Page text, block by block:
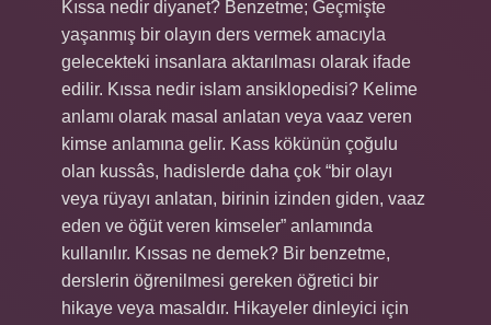
Kıssa nedir diyanet? Benzetme; Geçmişte
yaşanmış bir olayın ders vermek amacıyla
gelecekteki insanlara aktarılması olarak ifade
edilir. Kıssa nedir islam ansiklopedisi? Kelime
anlamı olarak masal anlatan veya vaaz veren
kimse anlamına gelir. Kass kökünün çoğulu
olan kussâs, hadislerde daha çok “bir olayı
veya rüyayı anlatan, birinin izinden giden, vaaz
eden ve öğüt veren kimseler” anlamında
kullanılır. Kıssas ne demek? Bir benzetme,
derslerin öğrenilmesi gereken öğretici bir
hikaye veya masaldır. Hikayeler dinleyici için